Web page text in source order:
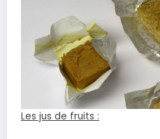
Les jus de fruits :